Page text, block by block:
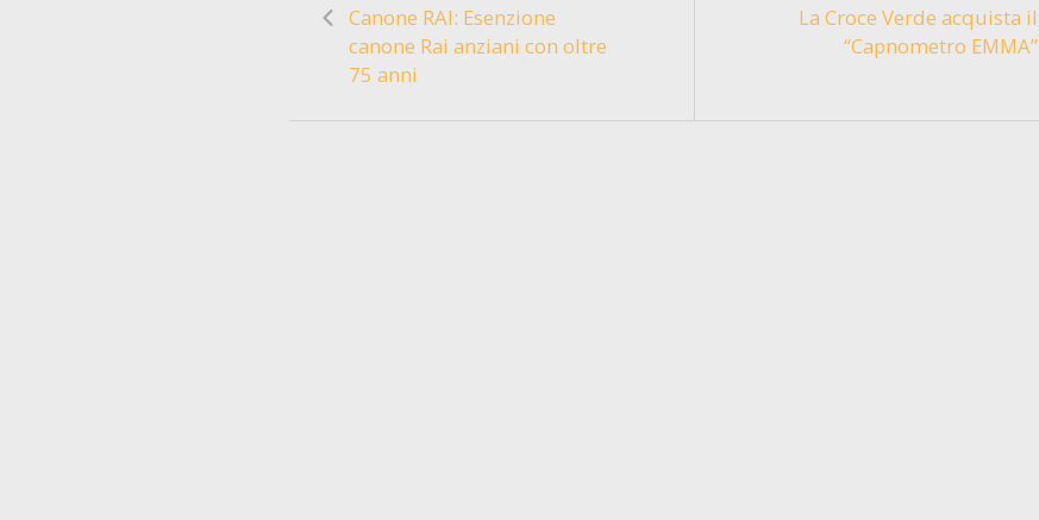
Canone RAI: Esenzione
canone Rai anziani con oltre
75 anni
La Croce Verde acquista il
“Capnometro EMMA”